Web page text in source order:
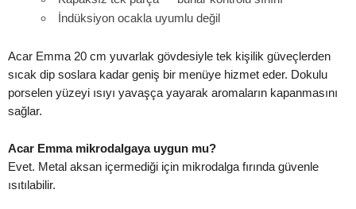
İndüksiyon ocakla uyumlu değil
Acar Emma 20 cm yuvarlak gövdesiyle tek kişilik güveçlerden
sıcak dip soslara kadar geniş bir menüye hizmet eder. Dokulu
porselen yüzeyi ısıyı yavaşça yayarak aromaların kapanmasını
sağlar.
Acar Emma mikrodalgaya uygun mu?
Evet. Metal aksan içermediği için mikrodalga fırında güvenle
ısıtılabilir.